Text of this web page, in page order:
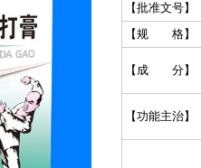
【批准文号】
【规 格】
【成 分】
【功能主治】